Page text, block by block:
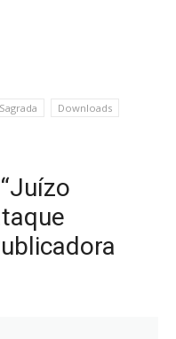
Downloads